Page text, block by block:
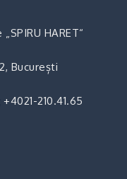
HARET“
București
+4021-210.41.65